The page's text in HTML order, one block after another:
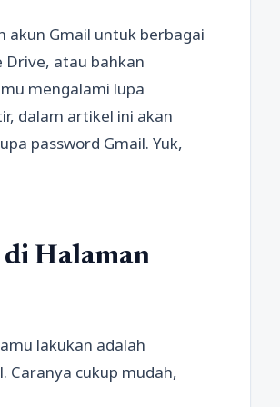
akun Gmail untuk berbagai
Drive, atau bahkan
mengalami lupa
dalam artikel ini akan
password Gmail. Yuk,
di Halaman
lakukan adalah
Caranya cukup mudah,